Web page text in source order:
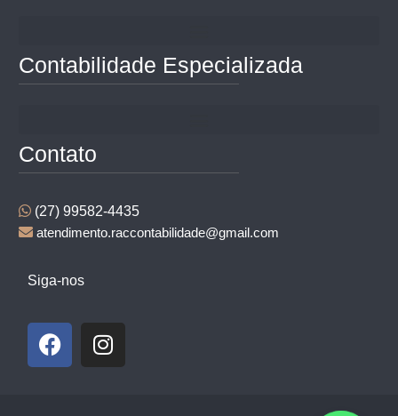
Contabilidade Especializada
Contato
(27) 99582-4435
atendimento.raccontabilidade@gmail.com
Siga-nos